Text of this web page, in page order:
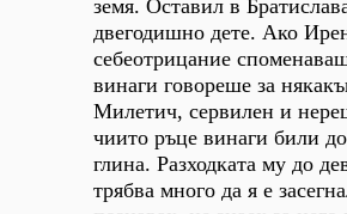
земя. Оставил в
двегодишно дете. Ако
себеотрицание
винаги говореше за
Милетич, сервилен и
чиито ръце винаги били
глина. Разходката му до
трябва много да я е